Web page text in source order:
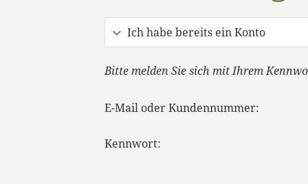
Ich habe bereits ein Konto
Bitte melden Sie sich mit Ihrem
E-Mail oder Kundennummer:
Kennwort: